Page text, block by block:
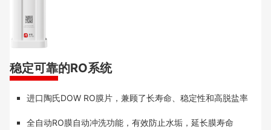
稳定可靠的RO系统
进口陶氏DOW RO膜片，兼顾了长寿命、稳定性和高脱盐率
全自动RO膜自动冲洗功能，有效防止水垢，延长膜寿命